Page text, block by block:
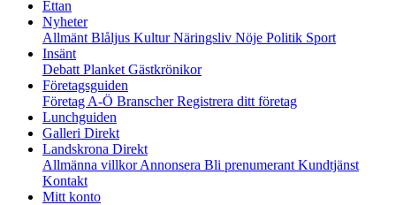
Ettan
Nyheter
Allmänt Blåljus KulturNäringsliv Nöje Politik Sport
Insänt
Debatt Planket Gästkrönikor
Företagsguiden
Företag A-Ö BranscherRegistrera ditt företag
Lunchguiden
Galleri Direkt
Landskrona Direkt
Allmänna villkorAnnonsera Bli prenumerant Kundtjänst
Kontakt
Mitt konto